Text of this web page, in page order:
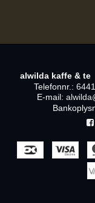
alwilda kaffe & te
Telefonnr. :
E-mail: